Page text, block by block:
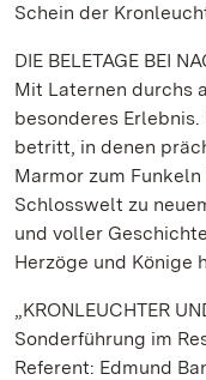
Schein der
DIE BELETAGE BEI
Mit Laternen durchs
besonderes
betritt, in denen
Marmor zum
Schlosswelt zu
und voller
Herzöge und Könige
„KRONLEUCHTER
Sonderführung im
Referent: Edmund